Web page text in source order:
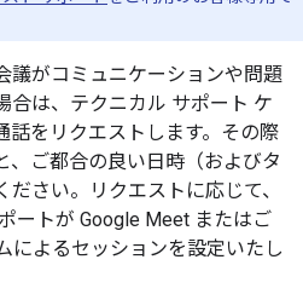
議がコミュニケーションや問題
合は、テクニカル サポート ケ
話をリクエストします。その際
、ご都合の良い日時（およびタ
さい。リクエストに応じて、
ートが Google Meet またはご
によるセッションを設定いたし